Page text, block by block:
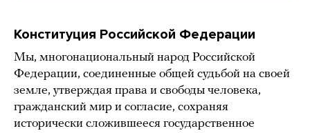
Конституция Российской Федерации
Мы, многонациональный народ Российской
Федерации, соединенные общей судьбой на своей
земле, утверждая права и свободы человека,
гражданский мир и согласие, сохраняя
исторически сложившееся государственное